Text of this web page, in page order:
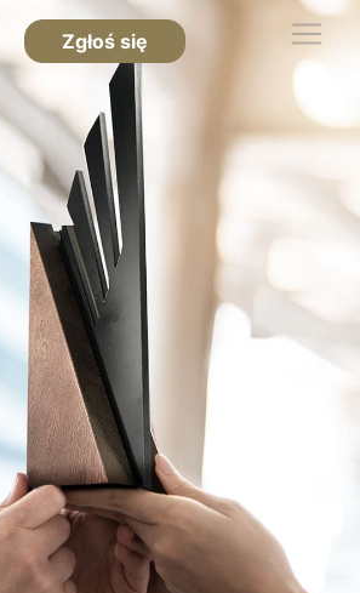
Zgłoś się